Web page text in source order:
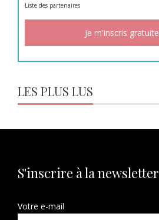
Liste des partenaires
LES PLUS LUS
S'inscrire à la newsletter
Votre e-mail